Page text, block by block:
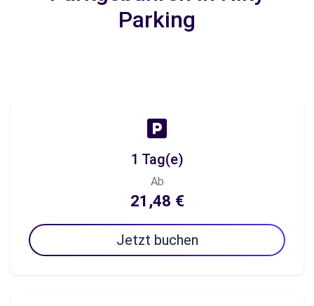
Parking
1 Tag(e)
Ab
21,48 €
Jetzt buchen